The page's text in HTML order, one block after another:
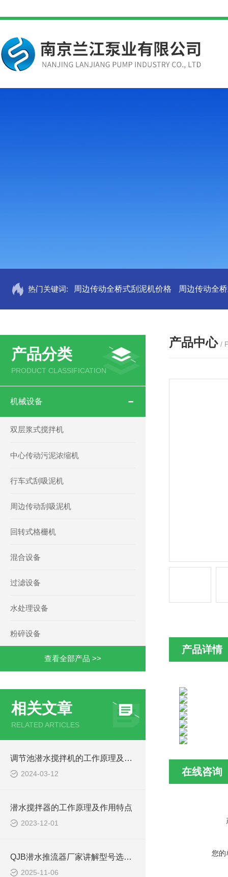
热门关键词: 周边传动全桥式刮泥机价格 周边传动全
产品分类
PRODUCT CLASSIFICATION
机械设备
双层浆式搅拌机
中心传动污泥浓缩机
行车式刮吸泥机
周边传动刮吸泥机
回转式格栅机
混合设备
过滤设备
水处理设备
粉碎设备
查看全部产品 >>
相关文章
RELATED ARTICLES
调节池潜水搅拌机的工作原理及潜水推进器CAD安装图、结构图
2024-03-12
潜水搅拌器的工作原理及作用特点
2023-12-01
QJB潜水推流器厂家讲解型号选型注意事项
2025-11-06
产品中心 /
产品详情
在线咨询
您的